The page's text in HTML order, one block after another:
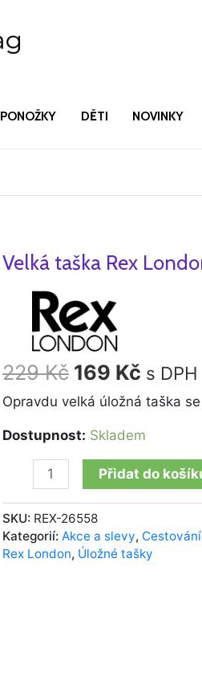
PONOŽKY DĚTI NOVINKY
Velká taška Rex
229Kč
Původní
cena
byla:
229 Kč.
169 Kč s DPH
Opravdu velká úložná taška
Dostupnost: Skladem
Velká
London
Colourful
Creatures
množství
Přidat do
SKU: REX-26558
Kategorií: Akce a slevy, Cestování
Rex London, Úložné tašky